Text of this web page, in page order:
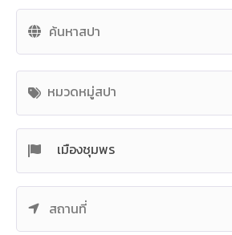
หมวดหมู่สปา
เมืองชุมพร
−